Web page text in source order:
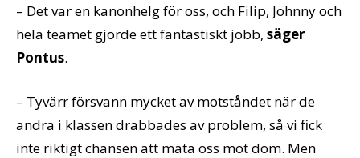
– Det var en kanonhelg för oss, och Filip, Johnny och
hela teamet gjorde ett fantastiskt jobb, säger
Pontus.
– Tyvärr försvann mycket av motståndet när de
andra i klassen drabbades av problem, så vi fick
inte riktigt chansen att mäta oss mot dom. Men